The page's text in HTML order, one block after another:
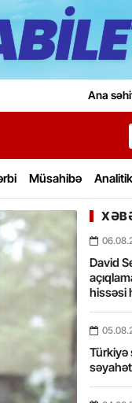
Ana
Müsahibə
David
hissəsi
Türkiyə